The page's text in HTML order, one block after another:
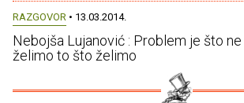
RAZGOVOR • 13.03.2014.
Nebojša Lujanović : Problem je što
želimo to što želimo